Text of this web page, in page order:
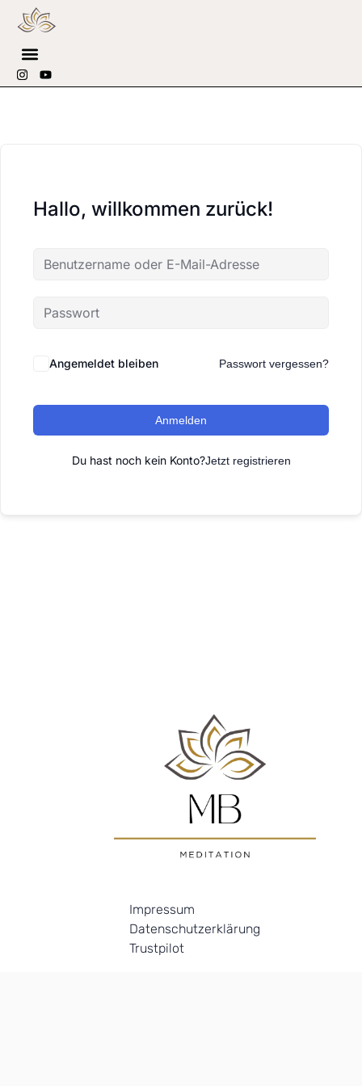
Hallo, willkommen zurück!
Angemeldet bleiben Passwort vergessen?
Anmelden
Du hast noch kein Konto?Jetzt registrieren
Impressum
Datenschutzerklärung
Trustpilot